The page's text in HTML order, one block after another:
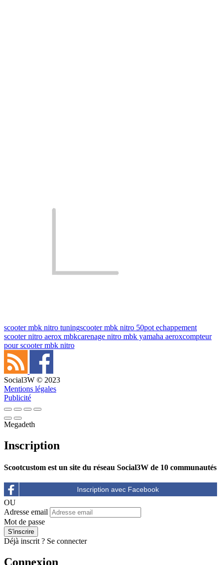
scooter mbk nitro tuningscooter mbk nitro 50pot echappement
scooter nitro aerox mbkcarenage nitro mbk yamaha aeroxcompteur
pour scooter mbk nitro
Social3W © 2023
Mentions légales
Publicité
Megadeth
Inscription
Scootcustom est un site du réseau Social3W de 10 communautés
OU
Adresse email
Mot de passe
Déjà inscrit ? Se connecter
Connexion